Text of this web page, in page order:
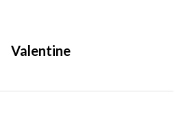
Valentine